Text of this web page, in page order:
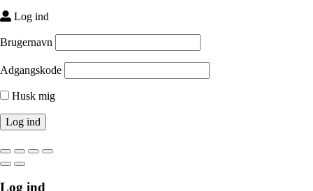
Log ind
Brugernavn
Adgangskode
Husk mig
Log ind